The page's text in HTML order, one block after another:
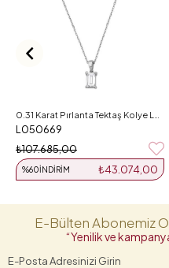
L050669
₺43.074,00
%60İNDIRIM
₺107.685,00
E-Bülten Abonemiz
“Yenilik ve